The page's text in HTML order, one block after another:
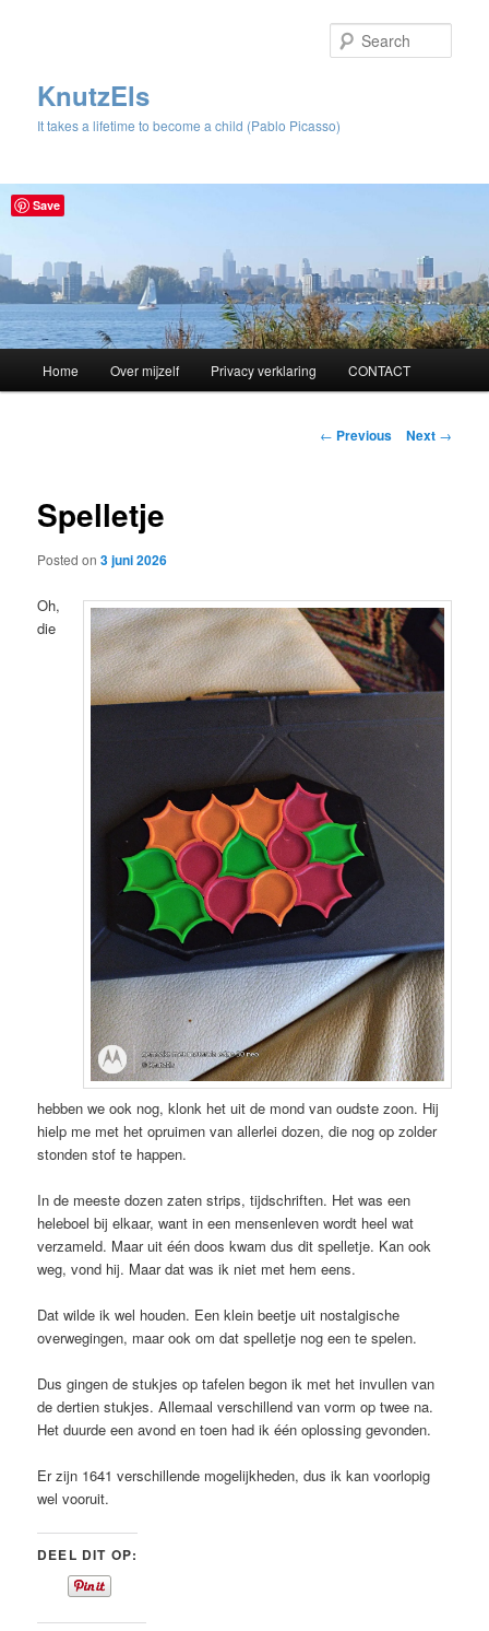
KnutzEls
It takes a lifetime to become a child (Pablo Picasso)
Skip
content
Home Over mijzelf Privacy verklaring CONTACT
Post
← Previous Next →
Spelletje
Posted on3 juni 2026
Oh,
die
hebben we ook nog, klonk het uit de mond van oudste zoon. Hij
hielp me met het opruimen van allerlei dozen, die nog op zolder
stonden stof te happen.
In de meeste dozen zaten strips, tijdschriften. Het was een
heleboel bij elkaar, want in een mensenleven wordt heel wat
verzameld. Maar uit één doos kwam dus dit spelletje. Kan ook
weg, vond hij. Maar dat was ik niet met hem eens.
Dat wilde ik wel houden. Een klein beetje uit nostalgische
overwegingen, maar ook om dat spelletje nog een te spelen.
Dus gingen de stukjes op tafelen begon ik met het invullen van
de dertien stukjes. Allemaal verschillend van vorm op twee na.
Het duurde een avond en toen had ik één oplossing gevonden.
Er zijn 1641 verschillende mogelijkheden, dus ik kan voorlopig
wel vooruit.
DEEL DIT OP:
Save